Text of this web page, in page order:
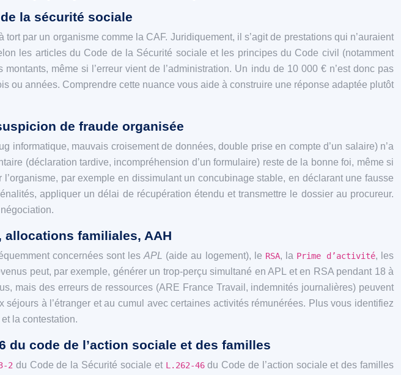
la sécurité sociale
par un organisme comme la CAF. Juridiquement, il s’agit de prestations qui n’auraient
les articles du Code de la Sécurité sociale et les principes du Code civil (notamment
même si l’erreur vient de l’administration. Un indu de 10 000 € n’est donc pas
ou années. Comprendre cette nuance vous aide à construire une réponse adaptée plutôt
de fraude organisée
informatique, mauvais croisement de données, double prise en compte d’un salaire) n’a
(déclaration tardive, incompréhension d’un formulaire) reste de la bonne foi, même si
par exemple en dissimulant un concubinage stable, en déclarant une fausse
appliquer un délai de récupération étendu et transmettre le dossier au procureur.
allocations familiales, AAH
concernées sont lesAPL (aide au logement), le RSA, la Prime d’activité, les
peut, par exemple, générer un trop-perçu simultané en APL et en RSA pendant 18 à
mais des erreurs de ressources (ARE France Travail, indemnités journalières) peuvent
à l’étranger et au cumul avec certaines activités rémunérées. Plus vous identifiez
la contestation.
du code de l’action sociale et des familles
2 du Code de la Sécurité sociale et L.262-46du Code de l’action sociale et des familles